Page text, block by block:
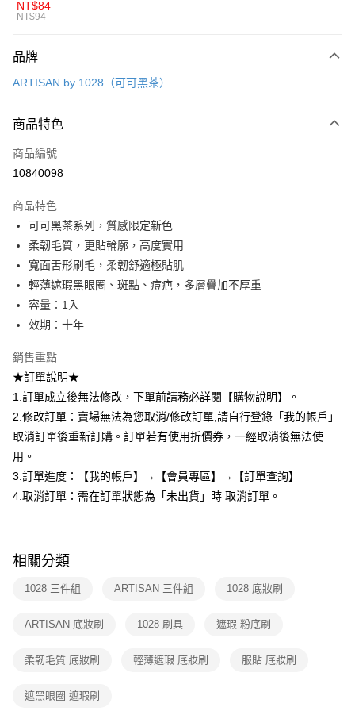
AFTEE先享後付
【關於「AFTEE先享後付」】
便利好安心！
２．便利：只要手機號碼，簡訊認證，即可結帳。
３．安心：先確認商品／服務後，再付款。
【「AFTEE先享後付」結帳流程】
１．於結帳方式選擇「AFTEE先享後付」後，將跳轉至「AFTEE先享後付」
２．訂單成立數日內，您將收到繳費通知簡訊。
ATM／網路銀行／等多元方式進行付款，方視為交易完成。
※ 請注意：結帳手續完成當下不需立刻繳費，但若您需要取消訂單，請聯絡
購買商品的店家。未經商家同意取消之訂單仍視為有效，需透過AFTEE先享
後付繳納相關費用。
※ 交易是否成功請以「AFTEE先享後付 」之結帳頁面顯示為準，若有關於
是否繳費成功／繳費後需取消欲退款等相關疑問，請聯繫「AFTEE先享後付
客戶支援中心」
１．透過由恩沛科技股份有限公司提供之「AFTEE先享後付」服務完成之交
易，需依本服務之必要範圍內提供個人資料，並將交易相關給付款項請求債
２．關於個人資料處理事宜，請瀏覽以下網址：
https://aftee.tw/terms/#terms3
３．未成年的使用者請事先徵得法定代理人或監護人之同意方可使用
「AFTEE先享後付」，若未經同意申辦者引起之損失，本公司不負相關責
任。
４．使用「AFTEE先享後付」時，將依據個別帳號之用戶狀況，依本公司即
時審查核予不同之上限額度；若仍有額度不足之情形，本公司將視審查結果
請求用戶進行身份認證。
每筆NT$80，滿NT$599(含以上)免運費
每筆NT$80，滿NT$599(含以上)免運費
7-11取貨付款
每筆NT$80，滿NT$599(含以上)免運費
付款後7-11取貨
每筆NT$80，滿NT$599(含以上)免運費
每筆NT$90，滿NT$599(含以上)免運費
國家/地區配送（宇迅）
NT$84
NT$94
品牌
ARTISAN by 1028（可可黑茶）
商品特色
商品編號
10840098
商品特色
可可黑茶系列，質感限定新色
柔韌毛質，更貼輪廓，高度實用
寬面舌形刷毛，柔韌舒適極貼肌
輕薄遮瑕黑眼圈、斑點、痘疤，多層疊加不厚重
容量：1入
效期：十年
銷售重點
★訂單說明★
1.訂單成立後無法修改，下單前請務必詳閱【購物說明】。
2.修改訂單：賣場無法為您取消/修改訂單,請自行登錄「我的帳戶」
取消訂單後重新訂購。訂單若有使用折價券，一經取消後無法使
用。
3.訂單進度：【我的帳戶】→【會員專區】→【訂單查詢】
4.取消訂單：需在訂單狀態為「未出貨」時 取消訂單。
相關分類
1028 三件組 ARTISAN 三件組 1028 底妝刷
ARTISAN 底妝刷 1028 刷具 遮瑕 粉底刷
柔韌毛質 底妝刷 輕薄遮瑕 底妝刷 服貼 底妝刷
遮黑眼圈 遮瑕刷